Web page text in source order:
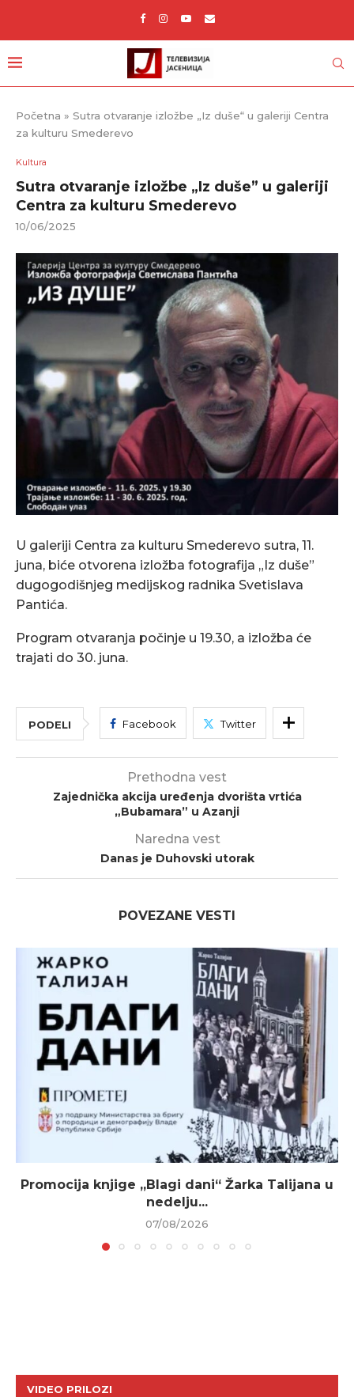
Početna » Sutra otvaranje izložbe „Iz duše“ u galeriji Centra
za kulturu Smederevo
Kultura
Sutra otvaranje izložbe „Iz duše” u galeriji
Centra za kulturu Smederevo
10/06/2025
U galeriji Centra za kulturu Smederevo sutra, 11.
juna, biće otvorena izložba fotografija „Iz duše”
dugogodišnjeg medijskog radnika Svetislava
Pantića.
Program otvaranja počinje u 19.30, a izložba će
trajati do 30. juna.
PODELI Facebook Twitter
Prethodna vest
Zajednička akcija uređenja dvorišta vrtića
„Bubamara” u Azanji
Naredna vest
Danas je Duhovski utorak
POVEZANE VESTI
Promocija knjige „Blagi dani“ Žarka Talijana u
nedelju...
07/08/2026
VIDEO PRILOZI